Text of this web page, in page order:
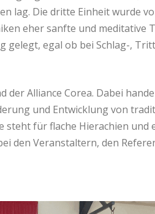
lag. Die dritte Einheit wurde
eher sanfte und meditative
gelegt, egal ob bei Schlag-,
der Alliance Corea. Dabei
und Entwicklung von
steht für flache Hierachien und
den Veranstaltern, den